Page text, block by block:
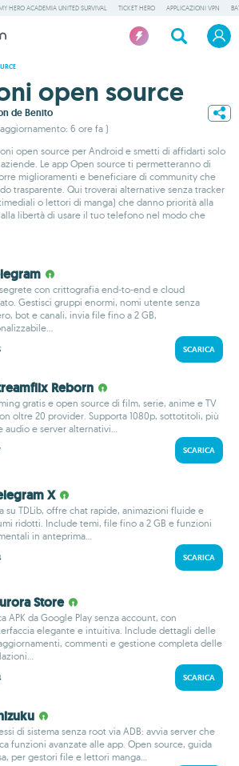
HERO ACADEMIA UNITED SURVIVAL TICKET HERO APPLICAZIONI VPN
open source
de Benito
6 ore fa )
open source per Android e smetti di affidarti solo
Le app Open source ti permetteranno di
miglioramenti e beneficiare di community che
trasparente. Qui troverai alternative senza tracker
o lettori di manga) che danno priorità alla
libertà di usare il tuo telefono nel modo che
con crittografia end‑to‑end e cloud
Gestisci gruppi enormi, nomi utente senza
bot e canali, invia file fino a 2 GB,
SCARICA
Reborn
gratis e open source di film, serie, anime e TV
oltre 20 provider. Supporta 1080p, sottotitoli, più
audio e server alternativi...
SCARICA
X
su TDLib, offre chat rapide, animazioni fluide e
ridotti. Include temi, file fino a 2 GB e funzioni
in anteprima...
SCARICA
Store
APK da Google Play senza account, con
elegante e intuitiva. Include dettagli delle
commenti e gestione completa delle
SCARICA
di sistema senza root via ADB: avvia server che
funzioni avanzate alle app. Open source, guida
per gestori file e lettori manga...